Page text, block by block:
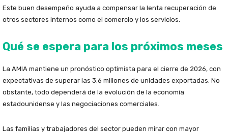
Este buen desempeño ayuda a compensar la lenta recuperación de
otros sectores internos como el comercio y los servicios.
Qué se espera para los próximos meses
La AMIA mantiene un pronóstico optimista para el cierre de 2026, con
expectativas de superar las 3.6 millones de unidades exportadas. No
obstante, todo dependerá de la evolución de la economía
estadounidense y las negociaciones comerciales.
Las familias y trabajadores del sector pueden mirar con mayor